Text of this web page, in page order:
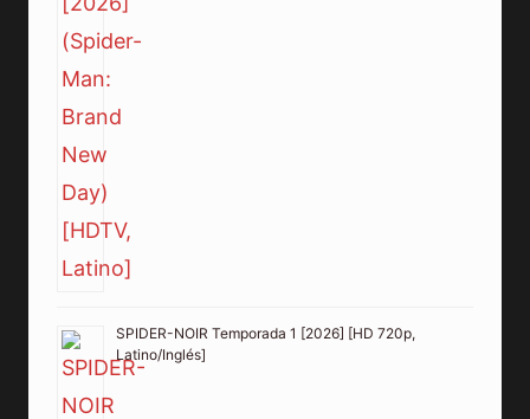
SPIDER-NOIR Temporada 1 [2026] [HD 720p,
Latino/Inglés]